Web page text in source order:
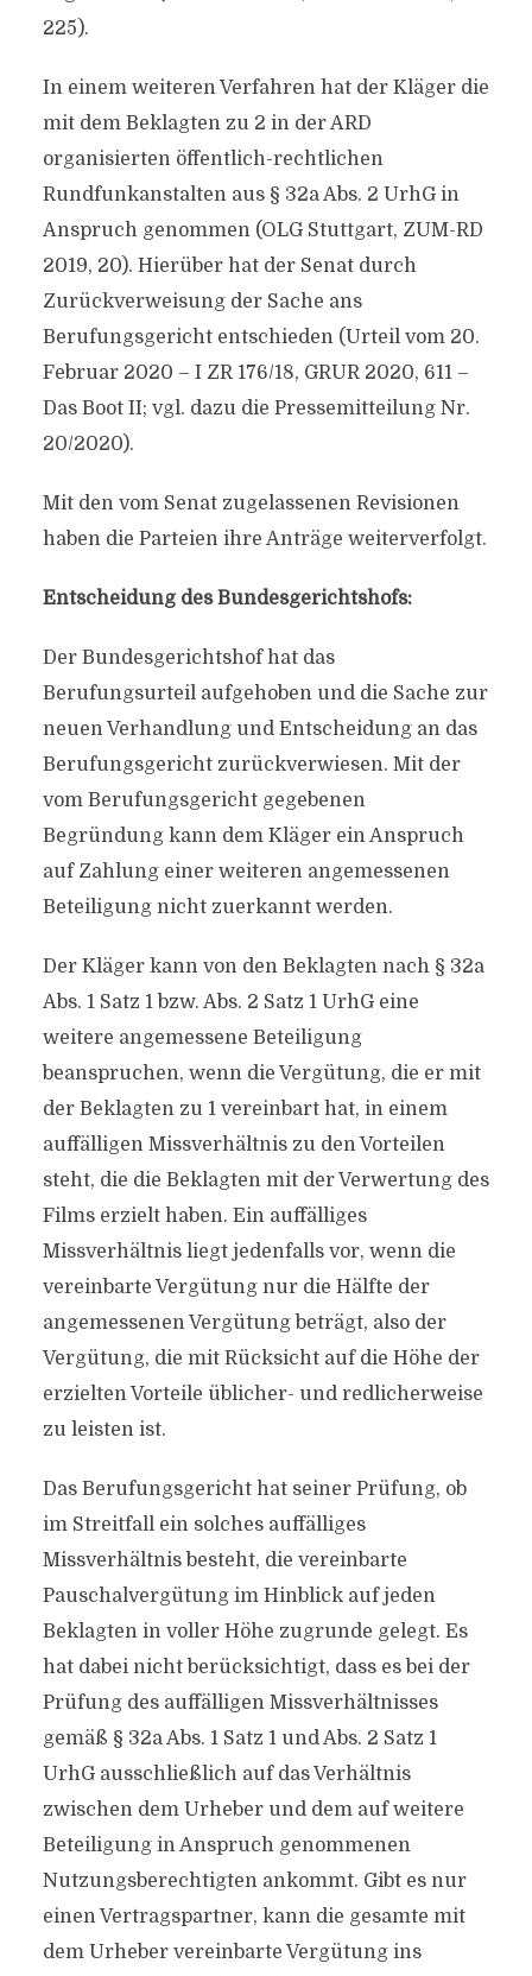
225).
In einem weiteren Verfahren hat der Kläger die
mit dem Beklagten zu 2 in der ARD
organisierten öffentlich-rechtlichen
Rundfunkanstalten aus § 32a Abs. 2 UrhG in
Anspruch genommen (OLG Stuttgart, ZUM-RD
2019, 20). Hierüber hat der Senat durch
Zurückverweisung der Sache ans
Berufungsgericht entschieden (Urteil vom 20.
Februar 2020 – I ZR 176/18, GRUR 2020, 611 –
Das Boot II; vgl. dazu die Pressemitteilung Nr.
20/2020).
Mit den vom Senat zugelassenen Revisionen
haben die Parteien ihre Anträge weiterverfolgt.
Entscheidung des Bundesgerichtshofs:
Der Bundesgerichtshof hat das
Berufungsurteil aufgehoben und die Sache zur
neuen Verhandlung und Entscheidung an das
Berufungsgericht zurückverwiesen. Mit der
vom Berufungsgericht gegebenen
Begründung kann dem Kläger ein Anspruch
auf Zahlung einer weiteren angemessenen
Beteiligung nicht zuerkannt werden.
Der Kläger kann von den Beklagten nach § 32a
Abs. 1 Satz 1 bzw. Abs. 2 Satz 1 UrhG eine
weitere angemessene Beteiligung
beanspruchen, wenn die Vergütung, die er mit
der Beklagten zu 1 vereinbart hat, in einem
auffälligen Missverhältnis zu den Vorteilen
steht, die die Beklagten mit der Verwertung des
Films erzielt haben. Ein auffälliges
Missverhältnis liegt jedenfalls vor, wenn die
vereinbarte Vergütung nur die Hälfte der
angemessenen Vergütung beträgt, also der
Vergütung, die mit Rücksicht auf die Höhe der
erzielten Vorteile üblicher- und redlicherweise
zu leisten ist.
Das Berufungsgericht hat seiner Prüfung, ob
im Streitfall ein solches auffälliges
Missverhältnis besteht, die vereinbarte
Pauschalvergütung im Hinblick auf jeden
Beklagten in voller Höhe zugrunde gelegt. Es
hat dabei nicht berücksichtigt, dass es bei der
Prüfung des auffälligen Missverhältnisses
gemäß § 32a Abs. 1 Satz 1 und Abs. 2 Satz 1
UrhG ausschließlich auf das Verhältnis
zwischen dem Urheber und dem auf weitere
Beteiligung in Anspruch genommenen
Nutzungsberechtigten ankommt. Gibt es nur
einen Vertragspartner, kann die gesamte mit
dem Urheber vereinbarte Vergütung ins